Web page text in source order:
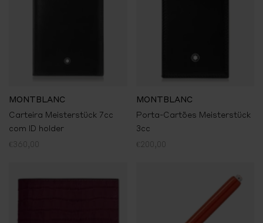
MONTBLANC
Carteira Meisterstück 7cc
com ID holder
€360,00
MONTBLANC
Porta-Cartões Meisterstück
3cc
€200,00